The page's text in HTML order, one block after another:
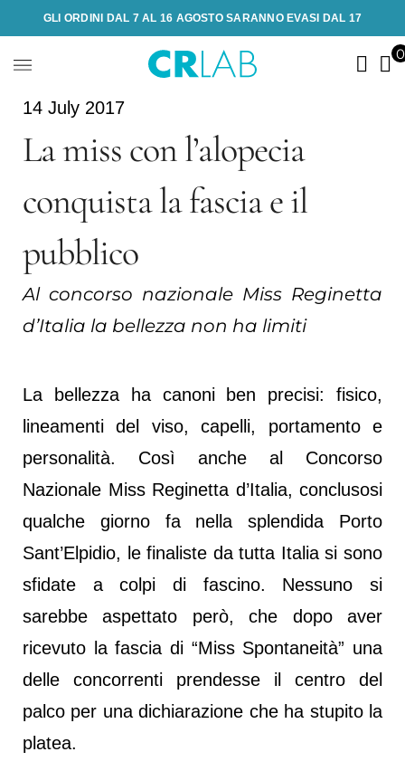
GLI ORDINI DAL 7 AL 16 AGOSTO SARANNO EVASI DAL 17
14 July 2017
La miss con l’alopecia
conquista la fascia e il
pubblico
Al concorso nazionale Miss Reginetta
d’Italia la bellezza non ha limiti
La bellezza ha canoni ben precisi: fisico,
lineamenti del viso, capelli, portamento e
personalità. Così anche al Concorso
Nazionale Miss Reginetta d’Italia, conclusosi
qualche giorno fa nella splendida Porto
Sant’Elpidio, le finaliste da tutta Italia si sono
sfidate a colpi di fascino. Nessuno si
sarebbe aspettato però, che dopo aver
ricevuto la fascia di “Miss Spontaneità” una
delle concorrenti prendesse il centro del
palco per una dichiarazione che ha stupito la
platea.